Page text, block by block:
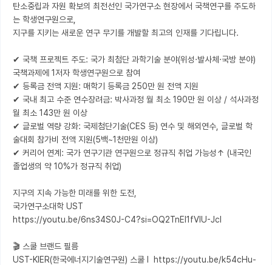
탄소중립과 자원 확보의 최전선인 국가연구소 현장에서 국책연구를 주도하
는 학생연구원으로,
지구를 지키는 새로운 연구 무기를 개발할 최고의 인재를 기다립니다.
✔ 국책 프로젝트 주도: 국가 최첨단 과학기술 분야(위성·발사체·국방 분야)
국책과제에 1저자 학생연구원으로 참여
✔ 등록금 전액 지원: 매학기 등록금 250만 원 전액 지원
✔ 국내 최고 수준 연수장려금: 박사과정 월 최소 190만 원 이상 / 석사과정
월 최소 143만 원 이상
✔ 글로벌 역량 강화: 국제첨단기술(CES 등) 연수 및 해외연수, 글로벌 학
술대회 참가비 전액 지원(5백~1천만원 이상)
✔ 커리어 연계: 국가 연구기관 연구원으로 정규직 취업 가능성↑ (내국인
졸업생의 약 10%가 정규직 취업)
지구의 지속 가능한 미래를 위한 도전,
국가연구소대학 UST
https://youtu.be/6ns34S0J-C4?si=OQ2TnEI1fVIU-JcI
🎬 스쿨 브랜드 필름
UST-KIER(한국에너지기술연구원) 스쿨 l  https://youtu.be/k54cHu-